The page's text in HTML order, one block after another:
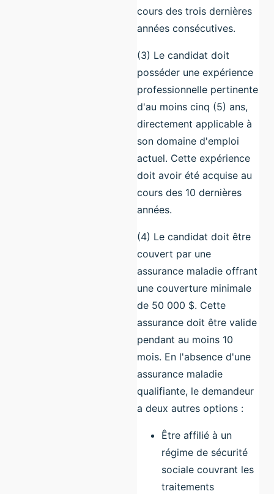
cours des trois dernières
années consécutives.
(3) Le candidat doit
posséder une expérience
professionnelle pertinente
d'au moins cinq (5) ans,
directement applicable à
son domaine d'emploi
actuel. Cette expérience
doit avoir été acquise au
cours des 10 dernières
années.
(4) Le candidat doit être
couvert par une
assurance maladie offrant
une couverture minimale
de 50 000 $. Cette
assurance doit être valide
pendant au moins 10
mois. En l'absence d'une
assurance maladie
qualifiante, le demandeur
a deux autres options :
Être affilié à un
régime de sécurité
sociale couvrant les
traitements